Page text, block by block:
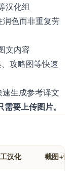
汉化组
润色而非重复劳
文内容
攻略图等快速
速生成参考译文
要上传图片。
汉化 截图+翻